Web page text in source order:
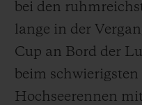
bei den
lange in der
Cup an Bord der
beim
Hochseerennen